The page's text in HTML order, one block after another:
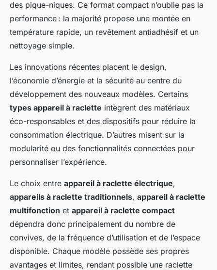
des pique-niques. Ce format compact n’oublie pas la
performance : la majorité propose une montée en
température rapide, un revêtement antiadhésif et un
nettoyage simple.
Les innovations récentes placent le design,
l’économie d’énergie et la sécurité au centre du
développement des nouveaux modèles. Certains
types appareil à raclette intègrent des matériaux
éco-responsables et des dispositifs pour réduire la
consommation électrique. D’autres misent sur la
modularité ou des fonctionnalités connectées pour
personnaliser l’expérience.
Le choix entre appareil à raclette électrique,
appareils à raclette traditionnels, appareil à raclette
multifonction et appareil à raclette compact
dépendra donc principalement du nombre de
convives, de la fréquence d’utilisation et de l’espace
disponible. Chaque modèle possède ses propres
avantages et limites, rendant possible une raclette